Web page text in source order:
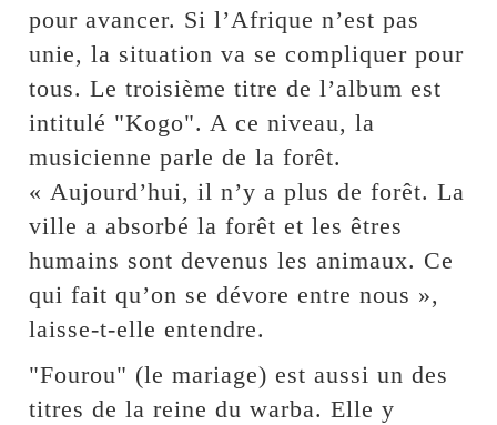
pour avancer. Si l’Afrique n’est pas
unie, la situation va se compliquer pour
tous. Le troisième titre de l’album est
intitulé "Kogo". A ce niveau, la
musicienne parle de la forêt.
« Aujourd’hui, il n’y a plus de forêt. La
ville a absorbé la forêt et les êtres
humains sont devenus les animaux. Ce
qui fait qu’on se dévore entre nous »,
laisse-t-elle entendre.
"Fourou" (le mariage) est aussi un des
titres de la reine du warba. Elle y